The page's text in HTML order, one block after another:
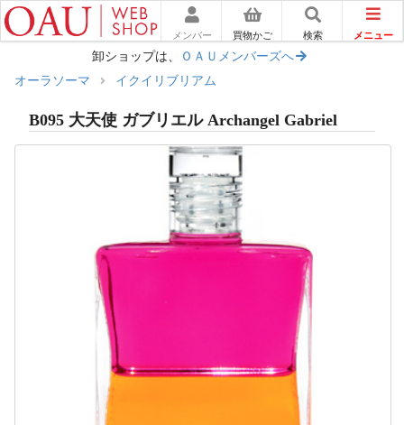
メンバー 買物かご 検索 メニュー
卸ショップは、
ＯＡＵメンバーズへ
オーラソーマ
イクイリブリアム
B095 大天使 ガブリエル Archangel Gabriel